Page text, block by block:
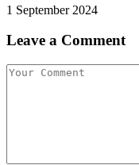
1 September 2024
Leave a Comment